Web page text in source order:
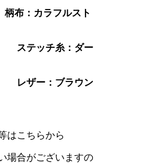
柄布：カラフルスト
：ダー
ラウン
はこちらから
場合がございますの